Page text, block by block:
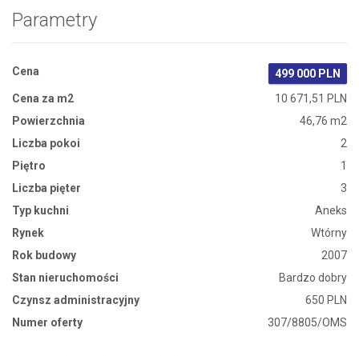
Parametry
Cena
499 000 PLN
Cena za m2
10 671,51 PLN
Powierzchnia
46,76 m2
Liczba pokoi
2
Piętro
1
Liczba pięter
3
Typ kuchni
Aneks
Rynek
Wtórny
Rok budowy
2007
Stan nieruchomości
Bardzo dobry
Czynsz administracyjny
650 PLN
Numer oferty
307/8805/OMS